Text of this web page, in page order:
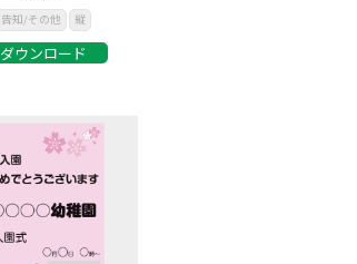
告知/その他 縦
ダウンロード